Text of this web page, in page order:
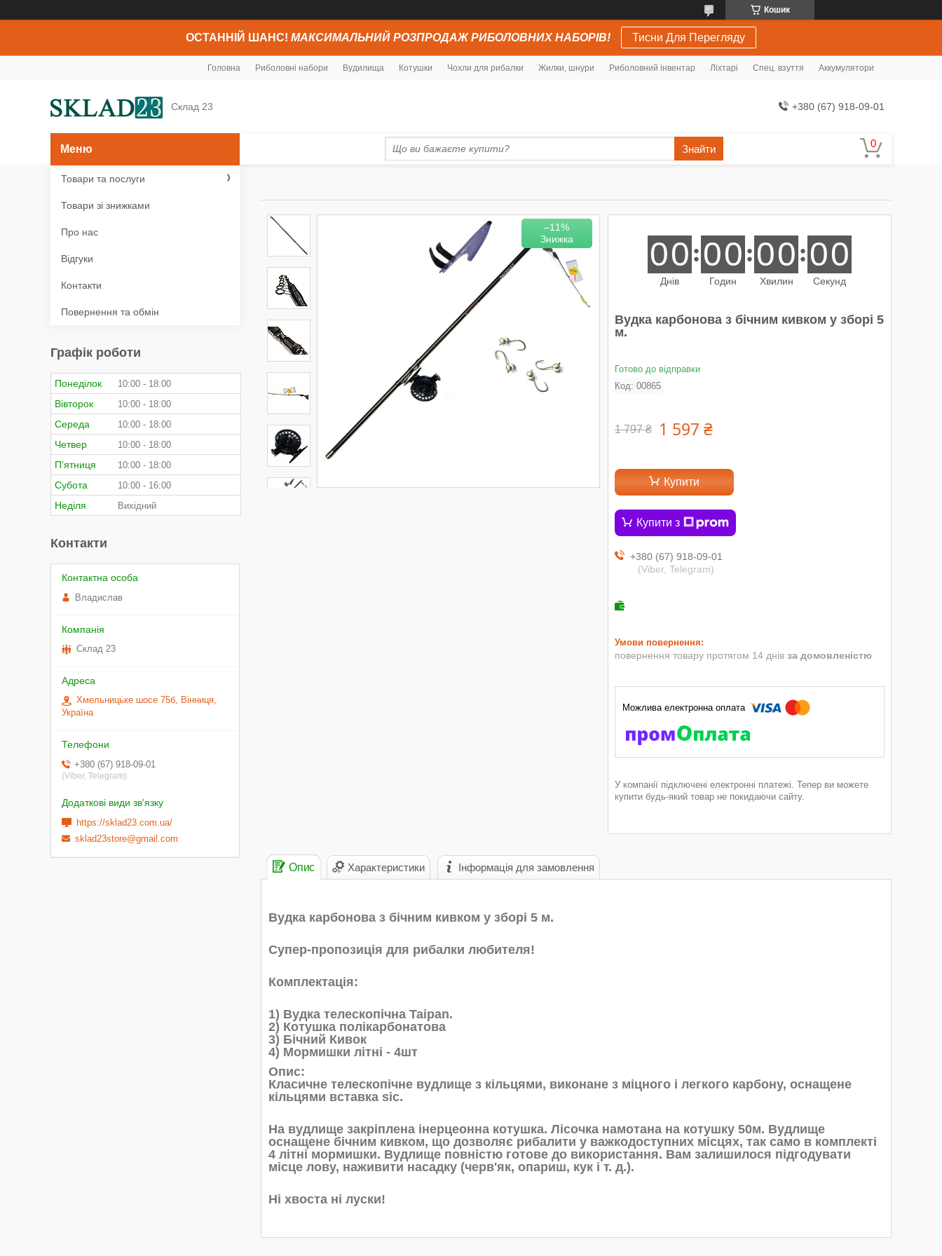
Кошик
ОСТАННІЙ ШАНС! МАКСИМАЛЬНИЙ РОЗПРОДАЖ РИБОЛОВНИХ НАБОРІВ! Тисни Для Перегляду
Головна Риболовні набори Вудилища Котушки Чохли для рибалки Жилки, шнури Риболовний інвентар Ліхтарі Спец. взуття Аккумулятори
Склад 23 +380 (67) 918-09-01
Знайти
–11%
00
Днів
00
Годин
00
Хвилин
00
Секунд
Вудка карбонова з бічним кивком у зборі 5
м.
Готово до відправки
Код: 00865
1 797 ₴ 1 597 ₴
Купити
Купити з
+380 (67) 918-09-01
(Viber, Telegram)
повернення товару протягом 14 днів за домовленістю
У компанії підключені електронні платежі. Тепер ви можете
купити будь-який товар не покидаючи сайту.
Опис Характеристики Інформація для замовлення
Вудка карбонова з бічним кивком у зборі 5 м.
Супер-пропозиція для рибалки любителя!
Комплектація:
1) Вудка телескопічна Taipan.
2) Котушка полікарбонатова
3) Бічний Кивок
4) Мормишки літні - 4шт
Опис:
Класичне телескопічне вудлище з кільцями, виконане з міцного і легкого карбону, оснащене
кільцями вставка sic.
На вудлище закріплена інерцеонна котушка. Лісочка намотана на котушку 50м. Вудлище
оснащене бічним кивком, що дозволяє рибалити у важкодоступних місцях, так само в комплекті
4 літні мормишки. Вудлище повністю готове до використання. Вам залишилося підгодувати
місце лову, наживити насадку (черв'як, опариш, кук і т. д.).
Ні хвоста ні луски!
Товари та послуги
Товари зі знижками
Про нас
Відгуки
Контакти
Повернення та обмін
Графік роботи
Понеділок 10:00 18:00
Вівторок 10:00 18:00
Середа 10:00 18:00
Четвер 10:00 18:00
Пʼятниця 10:00 18:00
Субота 10:00 16:00
Неділя Вихідний
Контакти
Владислав
Склад 23
Хмельницьке шосе 75б, Вінниця,
Україна
+380 (67) 918-09-01
(Viber, Telegram)
https://sklad23.com.ua/
sklad23store@gmail.com